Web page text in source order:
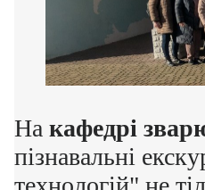
На кафедрі
пізнавальні